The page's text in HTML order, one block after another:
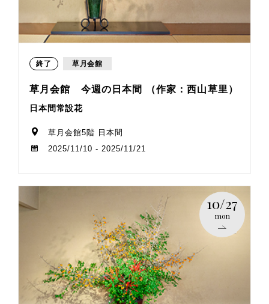
終了 草月会館
草月会館 今週の日本間 （作家：西山草里）
日本間常設花
草月会館5階 日本間
2025/11/10 - 2025/11/21
10/27
mon